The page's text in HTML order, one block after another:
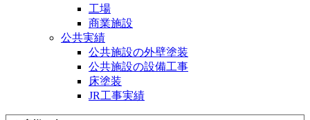
工場
商業施設
公共実績
公共施設の外壁塗装
公共施設の設備工事
床塗装
JR工事実績